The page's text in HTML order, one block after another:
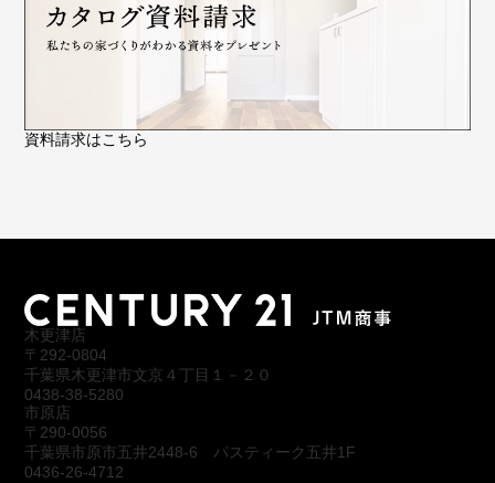
資料請求はこちら
木更津店
〒292-0804
千葉県木更津市文京４丁目１－２０
0438-38-5280
市原店
〒290-0056
千葉県市原市五井2448-6 パスティーク五井1F
0436-26-4712